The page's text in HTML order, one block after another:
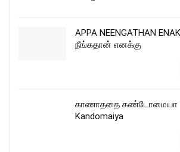
APPA NEENGATHAN
நீங்கதான் எனக்கு
காணாததை கண்டோமையா –
Kandomaiya